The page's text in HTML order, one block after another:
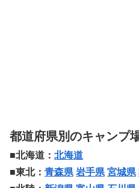
都道府県別のキャンプ
■北海道： 北海道
■東北： 青森県 岩手県 宮城県